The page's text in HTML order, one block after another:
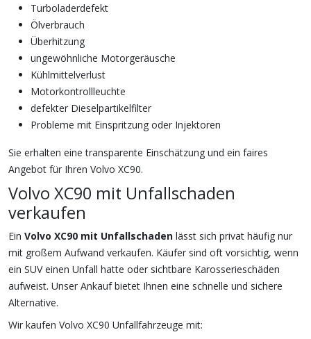
Turboladerdefekt
Ölverbrauch
Überhitzung
ungewöhnliche Motorgeräusche
Kühlmittelverlust
Motorkontrollleuchte
defekter Dieselpartikelfilter
Probleme mit Einspritzung oder Injektoren
Sie erhalten eine transparente Einschätzung und ein faires
Angebot für Ihren Volvo XC90.
Volvo XC90 mit Unfallschaden
verkaufen
Ein Volvo XC90 mit Unfallschaden lässt sich privat häufig nur
mit großem Aufwand verkaufen. Käufer sind oft vorsichtig, wenn
ein SUV einen Unfall hatte oder sichtbare Karosserieschäden
aufweist. Unser Ankauf bietet Ihnen eine schnelle und sichere
Alternative.
Wir kaufen Volvo XC90 Unfallfahrzeuge mit: